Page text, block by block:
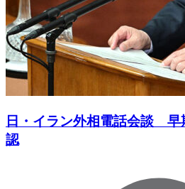
日・イラン外相電話会談 早
認